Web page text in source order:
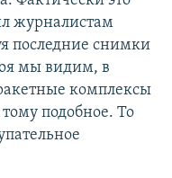
журналистам
последние снимки
мы видим, в
комплексы
подобное. То